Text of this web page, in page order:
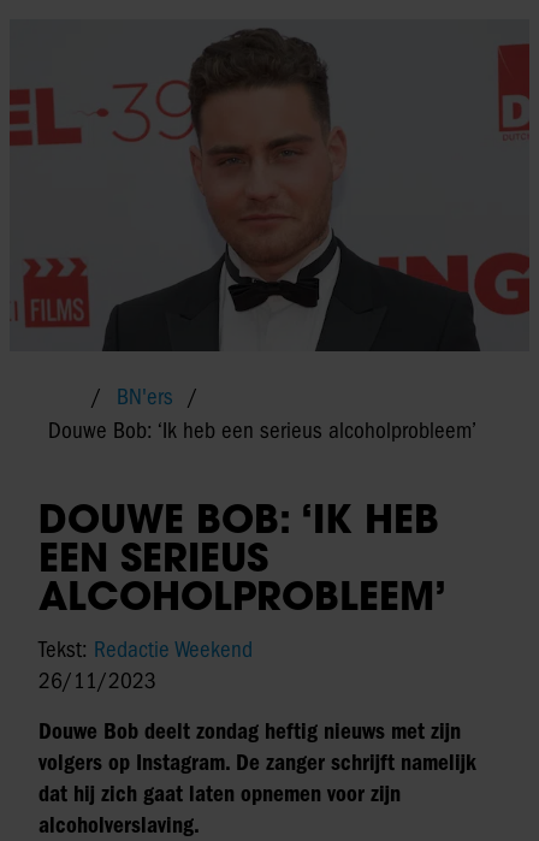
BN'ers
Douwe Bob: ‘Ik heb een serieus alcoholprobleem’
DOUWE BOB: ‘IK HEB
EEN SERIEUS
ALCOHOLPROBLEEM’
Tekst: Redactie Weekend
26/11/2023
Douwe Bob deelt zondag heftig nieuws met zijn
volgers op Instagram. De zanger schrijft namelijk
dat hij zich gaat laten opnemen voor zijn
alcoholverslaving.